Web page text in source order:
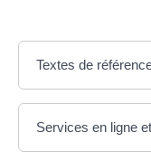
Textes de
Services en ligne